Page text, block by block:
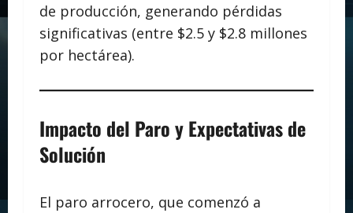
de producción, generando pérdidas
significativas (entre $2.5 y $2.8 millones
por hectárea).
Impacto del Paro y Expectativas de
Solución
El paro arrocero, que comenzó a